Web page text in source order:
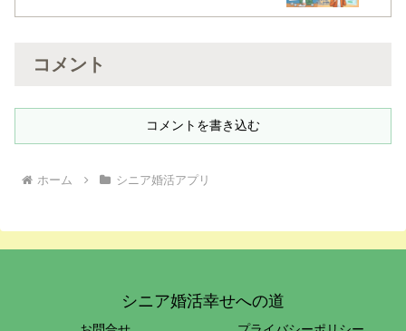
コメント
コメントを書き込む
ホーム シニア婚活アプリ
シニア婚活幸せへの道